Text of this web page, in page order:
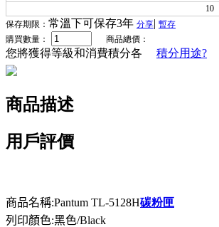
10
保存期限： 常溫下可保存3年 分享| 暫存
購買數量：
商品總價：
您將獲得等級和消費積分各 積分用途?
商品描述
用戶評價
商品名稱:Pantum TL-5128H碳粉匣
列印顏色:黑色/Black